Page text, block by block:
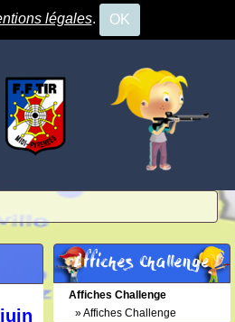
légales. OK
Affiches Challenge
Affiches Challenge
»Affiches Challenge